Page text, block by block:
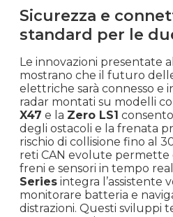
Sicurezza e
standard per le
Le innovazioni presentate
mostrano che il futuro
elettriche sarà connesso e
radar montati su modelli
X47 e la Zero LS1
degli ostacoli e la frenata
rischio di collisione fino al
reti CAN evolute permette
freni e sensori in tempo
Series integra l’assistente
monitorare batteria e
distrazioni. Questi sviluppi